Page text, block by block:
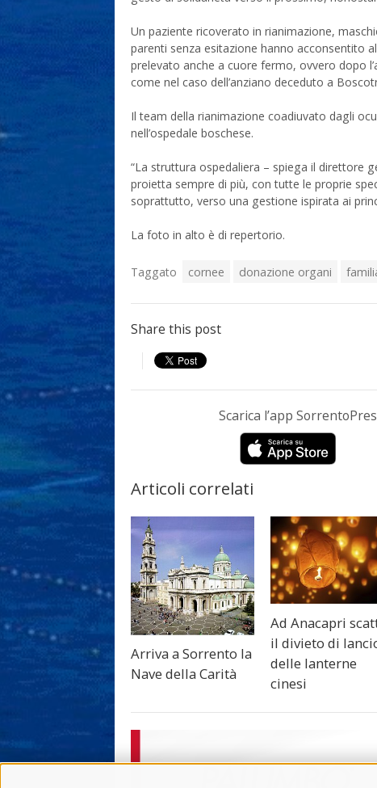
Un paziente ricoverato in rianimazione,
parenti senza esitazione hanno acconsentito
prelevato anche a cuore fermo, ovvero dopo
come nel caso dell’anziano deceduto a
Il team della rianimazione coadiuvato dagli
nell’ospedale boschese.
“La struttura ospedaliera – spiega il direttore
proietta sempre di più, con tutte le proprie
soprattutto, verso una gestione ispirata ai
La foto in alto è di repertorio.
Taggato cornee donazione organi
Share this post
Scarica l’app
Articoli correlati
Arriva a Sorrento la
Nave della Carità
Ad Anacapri
il divieto di
delle lanterne
cinesi